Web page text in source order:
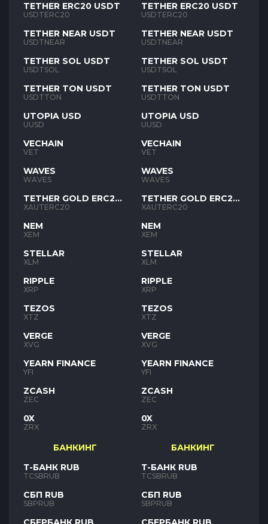
TETHER ERC20 USDT
USDTERC20
TETHER NEAR USDT
USDTNEAR
TETHER SOL USDT
USDTSOL
TETHER TON USDT
USDTTON
UTOPIA USD
UUSD
VECHAIN
VET
WAVES
WAVES
TETHER GOLD ERC20
XAUT
XAUTERC20
NEM
XEM
STELLAR
XLM
RIPPLE
XRP
TEZOS
XTZ
VERGE
XVG
YEARN FINANCE
YFI
ZCASH
ZEC
0X
ZRX
БАНКИНГ
Т-БАНК RUB
TCSBRUB
СБП RUB
SBPRUB
TETHER ERC20 USDT
USDTERC20
TETHER NEAR USDT
USDTNEAR
TETHER SOL USDT
USDTSOL
TETHER TON USDT
USDTTON
UTOPIA USD
UUSD
VECHAIN
VET
WAVES
WAVES
TETHER GOLD ERC20
XAUT
XAUTERC20
NEM
XEM
STELLAR
XLM
RIPPLE
XRP
TEZOS
XTZ
VERGE
XVG
YEARN FINANCE
YFI
ZCASH
ZEC
0X
ZRX
БАНКИНГ
Т-БАНК RUB
TCSBRUB
СБП RUB
SBPRUB